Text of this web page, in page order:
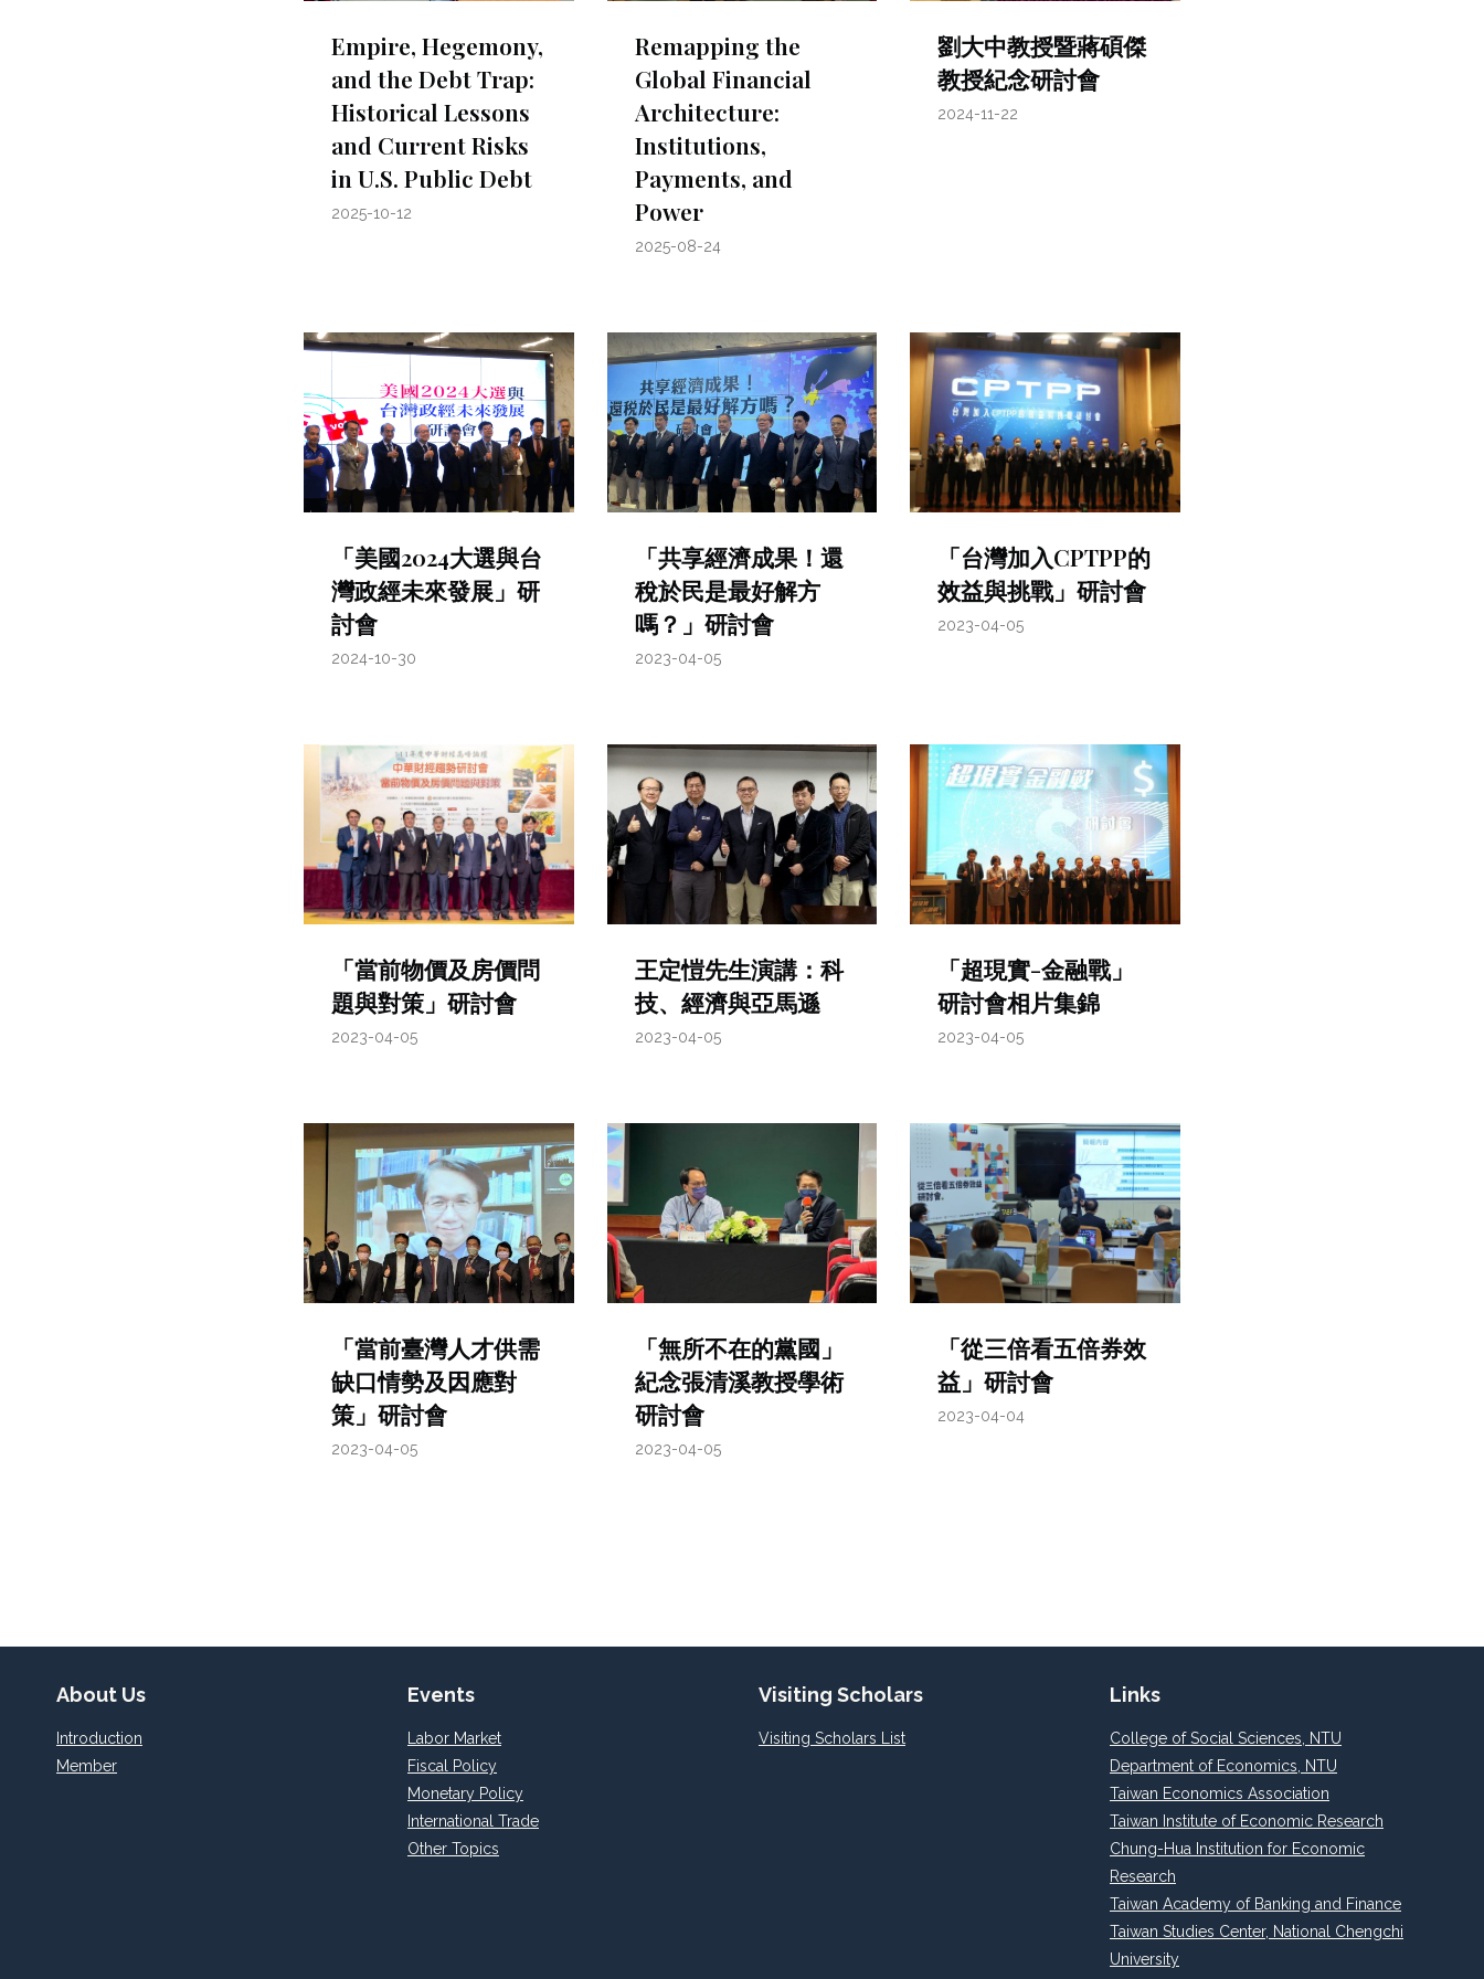
Empire, Hegemony,
and the Debt Trap:
Historical Lessons
and Current Risks
in U.S. Public Debt
2025-10-12
Remapping the
Global Financial
Architecture:
Institutions,
Payments, and
Power
2025-08-24
劉大中教授暨蔣碩傑
教授紀念研討會
2024-11-22
「美國2024大選與台
灣政經未來發展」研
討會
2024-10-30
「共享經濟成果！還
稅於民是最好解方
嗎？」研討會
2023-04-05
「台灣加入CPTPP的
效益與挑戰」研討會
2023-04-05
「當前物價及房價問
題與對策」研討會
2023-04-05
王定愷先生演講：科
技、經濟與亞馬遜
2023-04-05
「超現實-金融戰」
研討會相片集錦
2023-04-05
「當前臺灣人才供需
缺口情勢及因應對
策」研討會
2023-04-05
「無所不在的黨國」
紀念張清溪教授學術
研討會
2023-04-05
「從三倍看五倍券效
益」研討會
2023-04-04
About Us
Introduction
Member
Events
Labor Market
Fiscal Policy
Monetary Policy
International Trade
Other Topics
Visiting Scholars
Visiting Scholars List
Links
College of Social Sciences, NTU
Department of Economics, NTU
Taiwan Economics Association
Taiwan Institute of Economic Research
Chung-Hua Institution for Economic
Research
Taiwan Academy of Banking and Finance
Taiwan Studies Center, National Chengchi
University